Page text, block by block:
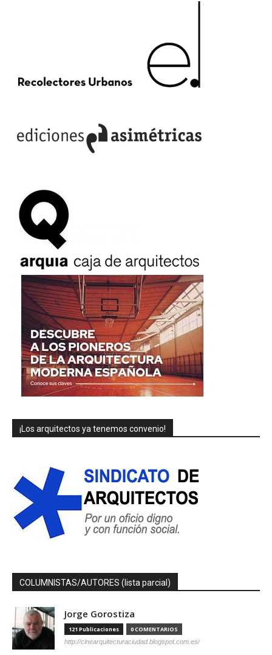
¡Los arquitectos ya tenemos convenio!
COLUMNISTAS/AUTORES (lista parcial)
Jorge Gorostiza
121 Publicaciones 0 COMENTARIOS
http://cinearquitecturaciudad.blogspot.com.es/